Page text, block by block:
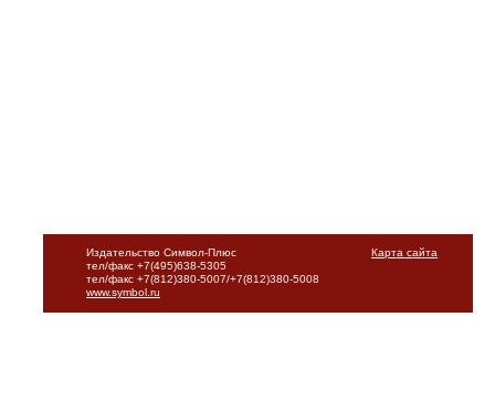
Карта сайта
Издательство Символ-Плюс
тел/факс +7(495)638-5305
тел/факс +7(812)380-5007/+7(812)380-5008
www.symbol.ru